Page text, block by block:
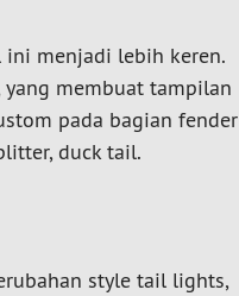
menjadi lebih keren.
membuat tampilan
pada bagian fender
duck tail.
style tail lights,